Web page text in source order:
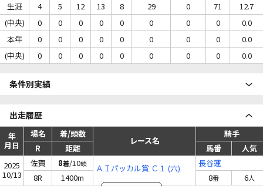
生涯
4 5 12 13 8 29 0 71
12.7
(中央)
0 0 0 0 0 0 0 0
0.0
本年
0 0 0 0 0 0 0 0
0.0
(中央)
0 0 0 0 0 0 0 0 0.0
条件別実績
出走履歴
年
月日
場名 着/頭数
レース名
騎手
R
距離 馬番
人気
2025
10/13
佐賀 8着/10頭 ＡＩパッカル賞 Ｃ１ (六)
長谷蓮
8R
1400m 8番 6人